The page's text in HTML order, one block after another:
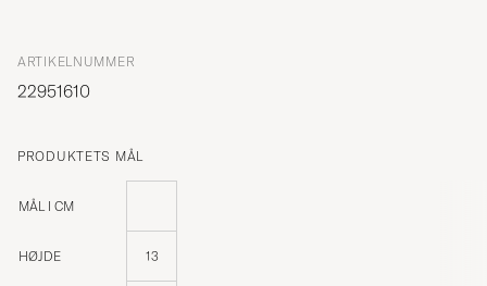
ARTIKELNUMMER
22951610
PRODUKTETS MÅL
MÅL I CM
HØJDE 13